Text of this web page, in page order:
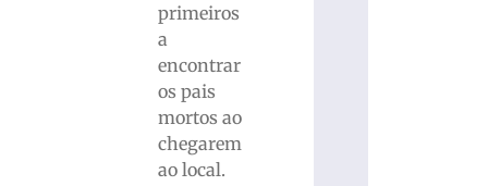
primeiros
a
encontrar
os pais
mortos ao
chegarem
ao local.